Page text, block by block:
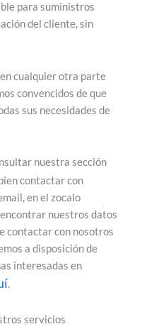
para suministros
del cliente, sin
cualquier otra parte
convencidos de que
sus necesidades de
nuestra sección
contactar con
en el zocalo
nuestros datos
contactar con nosotros
a disposición de
interesadas en
.
servicios